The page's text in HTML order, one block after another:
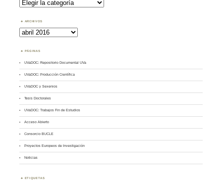
por
Tema
ARCHIVOS
Archivos
PÁGINAS
UVaDOC: Repositorio Documental UVa
UVaDOC: Producción Científica
UVaDOC y Sexenios
Tesis Doctorales
UVaDOC: Trabajos Fin de Estudios
Acceso Abierto
Consorcio BUCLE
Proyectos Europeos de Investigación
Noticias
ETIQUETAS